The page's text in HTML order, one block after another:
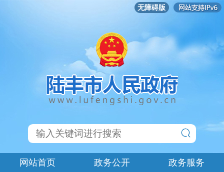
无障碍版
网站首页 政务公开
政务服务